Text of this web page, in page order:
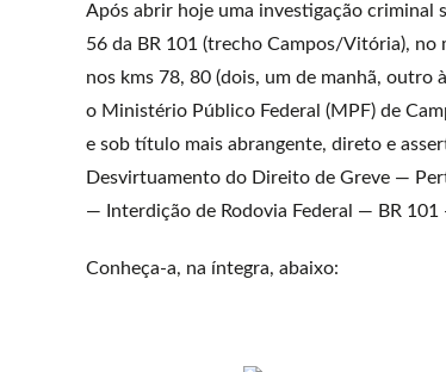
Após abrir hoje uma investigação
56 da BR 101 (trecho Campos/Vitória), no
nos kms 78, 80 (dois, um de manhã, outro
o Ministério Público Federal (MPF) de
e sob título mais abrangente, direto e
Desvirtuamento do Direito de Greve —
— Interdição de Rodovia Federal — BR
Conheça-a, na íntegra, abaixo: